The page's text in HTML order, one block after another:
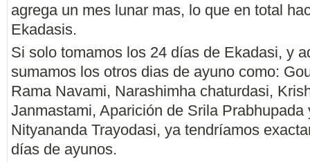
agrega un mes lunar mas, lo que en total
Ekadasis.
Si solo tomamos los 24 días de Ekadasi, y
sumamos los otros dias de ayuno como:
Rama Navami, Narashimha chaturdasi,
Janmastami, Aparición de Srila Prabhupada
Nityananda Trayodasi, ya tendríamos
días de ayunos.